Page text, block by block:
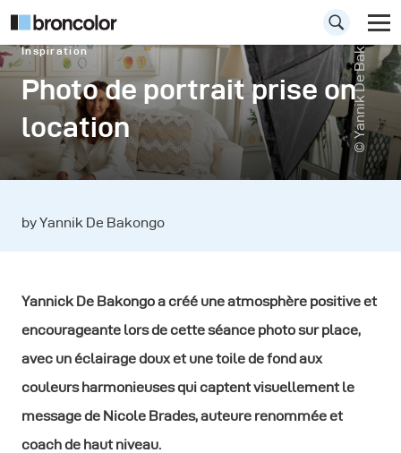
Inspiration
Photo de portrait prise on
location
© Yannik De Bakongo
by Yannik De Bakongo
Yannick De Bakongo a créé une atmosphère positive et
encourageante lors de cette séance photo sur place,
avec un éclairage doux et une toile de fond aux
couleurs harmonieuses qui captent visuellement le
message de Nicole Brades, auteure renommée et
coach de haut niveau.